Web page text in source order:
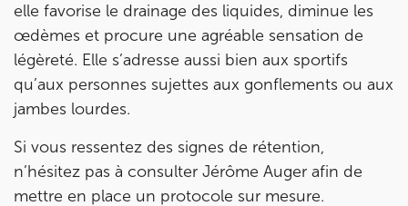
elle favorise le drainage des liquides, diminue les
œdèmes et procure une agréable sensation de
légèreté. Elle s’adresse aussi bien aux sportifs
qu’aux personnes sujettes aux gonflements ou aux
jambes lourdes.
Si vous ressentez des signes de rétention,
n’hésitez pas à consulter Jérôme Auger afin de
mettre en place un protocole sur mesure.
IK MORANGIS
85 Av. de Balzac 91420 Morangis
85 Av. de Balzac 91420 Morangis
01 64 48 35 84
Prenez RDV sur
Prenez RDV sur